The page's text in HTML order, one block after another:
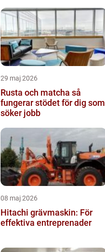
29 maj 2026
Rusta och matcha så
fungerar stödet för dig som
söker jobb
08 maj 2026
Hitachi grävmaskin: För
effektiva entreprenader